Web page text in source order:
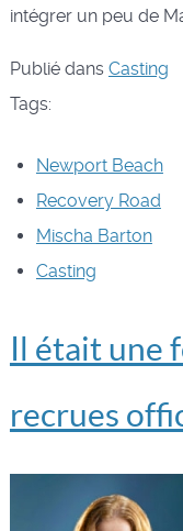
intégrer un peu de
Publié dans Casting
Tags:
Newport Beach
Recovery Road
Mischa Barton
Casting
Il était une
recrues